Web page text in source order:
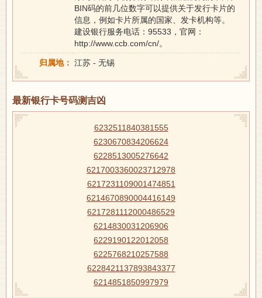
BIN码的前几位数字可以提供关于发行卡片的
信息，例如卡片所属的国家、发卡机构等。
建设银行服务电话：95533，官网：
http://www.ccb.com/cn/。
归属地： 江苏 - 无锡
最新银行卡号码测吉凶
6232511840381555
6230670834206624
6228513005276642
6217003360023712978
6217231109001474851
6214670890004416149
6217281112000486529
6214830031206906
6229190122012058
6225768210257588
6228421137893843377
6214851850997979